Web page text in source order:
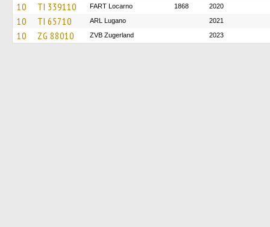
10 TI 339110 FART Locarno 1868 2020
10 TI 65710 ARL Lugano 2021
10 ZG 88010 ZVB Zugerland 2023